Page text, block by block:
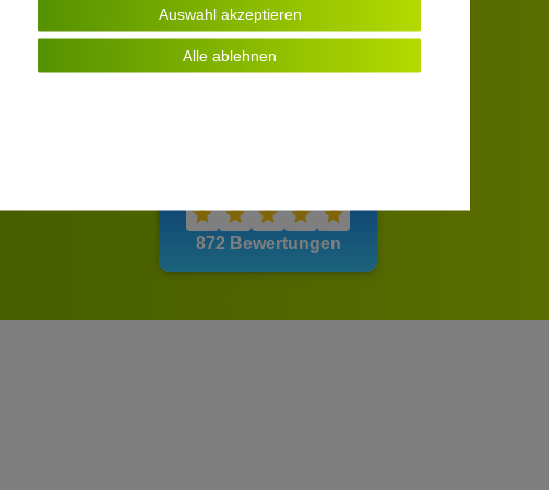
Auswahl akzeptieren
Alle ablehnen